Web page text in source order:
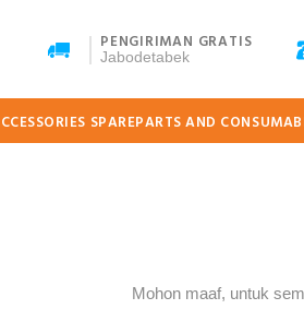
PENGIRIMAN GRATIS
Jabodetabek
SPAREPARTS AND
Mohon maaf, untuk